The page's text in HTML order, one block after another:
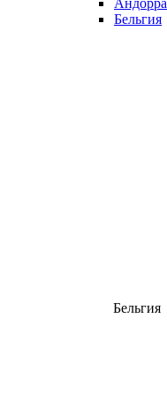
Андорра
Бельгия
Бельгия